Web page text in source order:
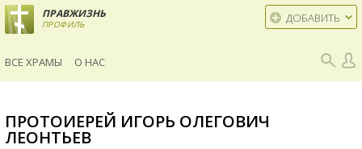
ПРАВЖИЗНЬ
ПРОФИЛЬ ДОБАВИТЬ
ВСЕ ХРАМЫ О НАС
ПРОТОИЕРЕЙ ИГОРЬ ОЛЕГОВИЧ
ЛЕОНТЬЕВ